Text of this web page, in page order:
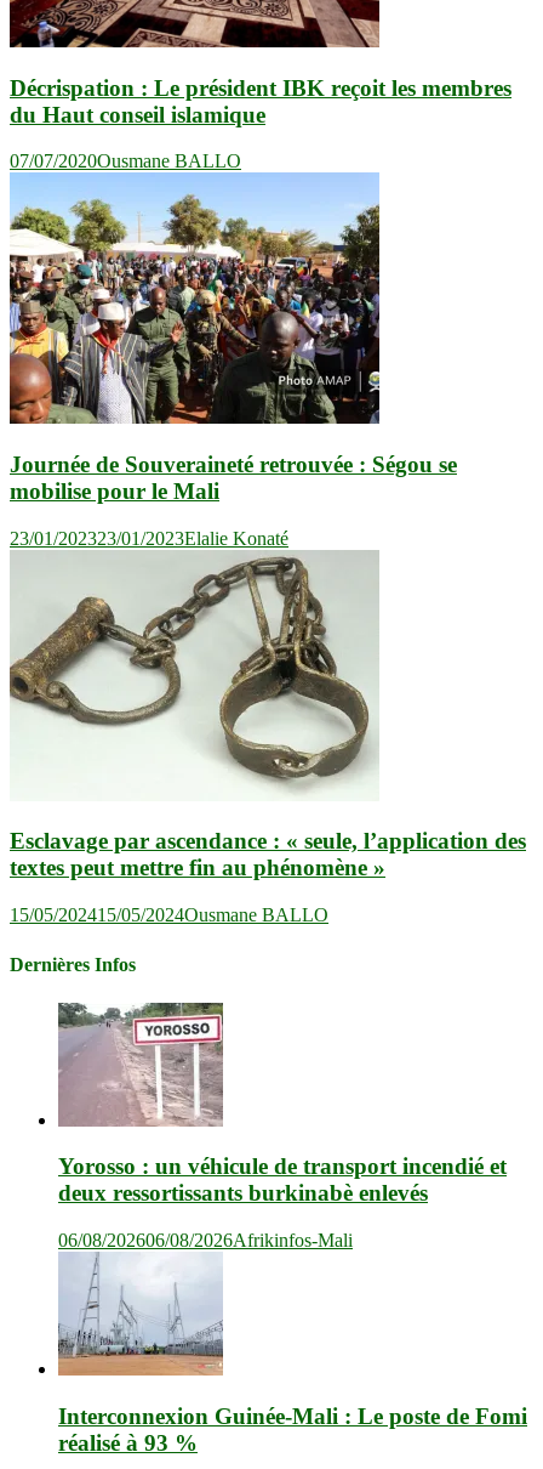
Décrispation : Le président IBK reçoit les membres
du Haut conseil islamique
07/07/2020Ousmane BALLO
Journée de Souveraineté retrouvée : Ségou se
mobilise pour le Mali
23/01/202323/01/2023Elalie Konaté
Esclavage par ascendance : « seule, l’application des
textes peut mettre fin au phénomène »
15/05/202415/05/2024Ousmane BALLO
Dernières Infos
Yorosso : un véhicule de transport incendié et
deux ressortissants burkinabè enlevés
06/08/202606/08/2026Afrikinfos-Mali
Interconnexion Guinée-Mali : Le poste de Fomi
réalisé à 93 %